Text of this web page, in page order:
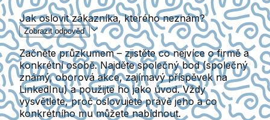
Jak oslovit zákazníka, kterého neznám?
Zobrazit odpověď
Začněte průzkumem – zjistěte co nejvíce o firmě a
konkrétní osobě. Najděte společný bod (společný
známý, oborová akce, zajímavý příspěvek na
LinkedInu) a použijte ho jako úvod. Vždy
vysvětlete, proč oslovujete právě jeho a co
konkrétního mu můžete nabídnout.